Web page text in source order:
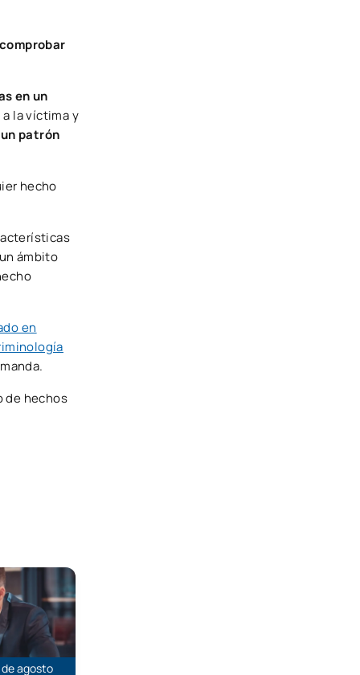
en un
la víctima y
patrón
hecho
ámbito
en
de hechos
de Abogacía
agosto